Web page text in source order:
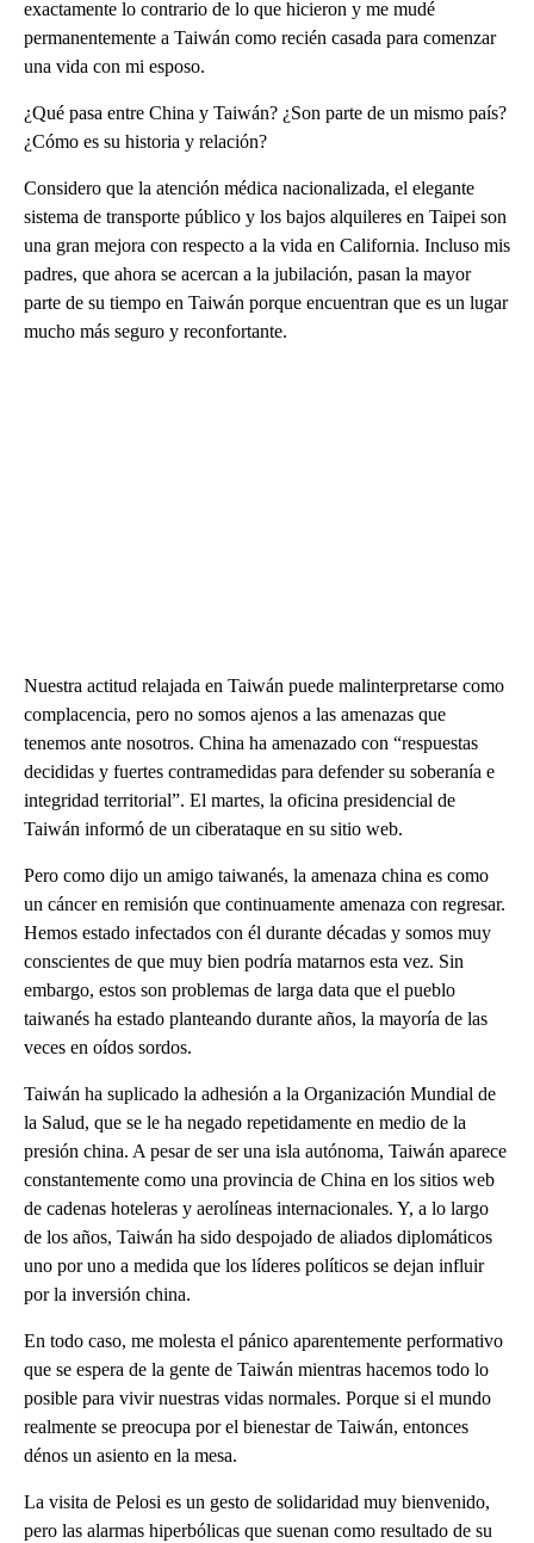
exactamente lo contrario de lo que hicieron y me mudé
permanentemente a Taiwán como recién casada para comenzar
una vida con mi esposo.
¿Qué pasa entre China y Taiwán? ¿Son parte de un mismo país?
¿Cómo es su historia y relación?
Considero que la atención médica nacionalizada, el elegante
sistema de transporte público y los bajos alquileres en Taipei son
una gran mejora con respecto a la vida en California. Incluso mis
padres, que ahora se acercan a la jubilación, pasan la mayor
parte de su tiempo en Taiwán porque encuentran que es un lugar
mucho más seguro y reconfortante.
Nuestra actitud relajada en Taiwán puede malinterpretarse como
complacencia, pero no somos ajenos a las amenazas que
tenemos ante nosotros. China ha amenazado con “respuestas
decididas y fuertes contramedidas para defender su soberanía e
integridad territorial”. El martes, la oficina presidencial de
Taiwán informó de un ciberataque en su sitio web.
Pero como dijo un amigo taiwanés, la amenaza china es como
un cáncer en remisión que continuamente amenaza con regresar.
Hemos estado infectados con él durante décadas y somos muy
conscientes de que muy bien podría matarnos esta vez. Sin
embargo, estos son problemas de larga data que el pueblo
taiwanés ha estado planteando durante años, la mayoría de las
veces en oídos sordos.
Taiwán ha suplicado la adhesión a la Organización Mundial de
la Salud, que se le ha negado repetidamente en medio de la
presión china. A pesar de ser una isla autónoma, Taiwán aparece
constantemente como una provincia de China en los sitios web
de cadenas hoteleras y aerolíneas internacionales. Y, a lo largo
de los años, Taiwán ha sido despojado de aliados diplomáticos
uno por uno a medida que los líderes políticos se dejan influir
por la inversión china.
En todo caso, me molesta el pánico aparentemente performativo
que se espera de la gente de Taiwán mientras hacemos todo lo
posible para vivir nuestras vidas normales. Porque si el mundo
realmente se preocupa por el bienestar de Taiwán, entonces
dénos un asiento en la mesa.
La visita de Pelosi es un gesto de solidaridad muy bienvenido,
pero las alarmas hiperbólicas que suenan como resultado de su